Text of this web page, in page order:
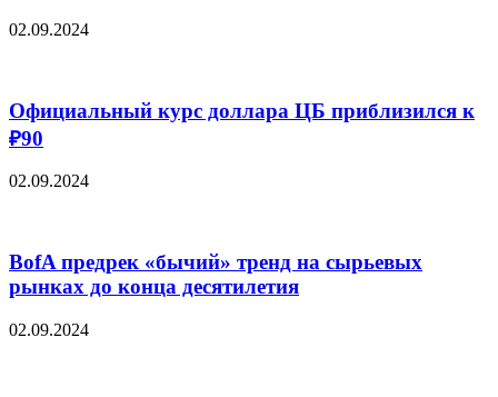
02.09.2024
Официальный курс доллара ЦБ приблизился к
₽90
02.09.2024
BofA предрек «бычий» тренд на сырьевых
рынках до конца десятилетия
02.09.2024